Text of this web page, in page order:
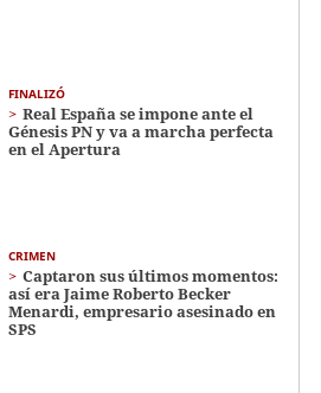
FINALIZÓ
Real España se impone ante el
Génesis PN y va a marcha perfecta
en el Apertura
CRIMEN
Captaron sus últimos momentos:
así era Jaime Roberto Becker
Menardi​​​, empresario asesinado en
SPS